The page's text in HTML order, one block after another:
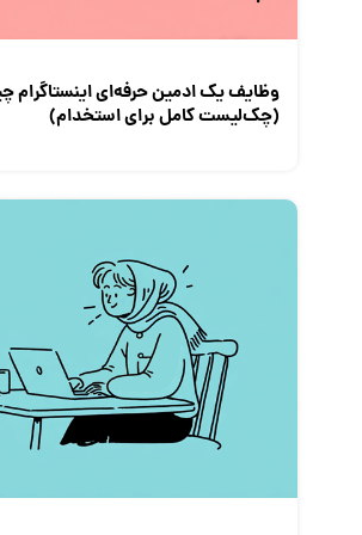
وظایف یک ادمین حرفه‌ای
(چک‌لیست کامل برای استخدام)